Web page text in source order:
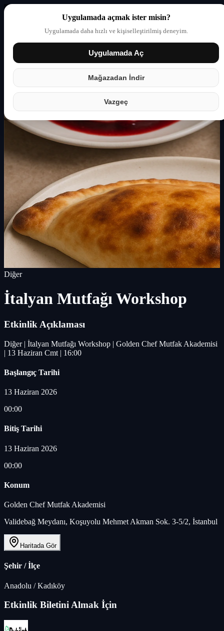
Uygulamada açmak ister misin?
Uygulamada daha hızlı ve kişiselleştirilmiş deneyim.
Uygulamada Aç
Mağazadan İndir
Vazgeç
Giriş yap Partner
Diğer
İtalyan Mutfağı Workshop
Etkinlik Açıklaması
Diğer | İtalyan Mutfağı Workshop | Golden Chef Mutfak Akademisi
| 13 Haziran Cmt | 16:00
Başlangıç Tarihi
13 Haziran 2026
00:00
Bitiş Tarihi
13 Haziran 2026
00:00
Konum
Golden Chef Mutfak Akademisi
Validebağ Meydanı, Koşuyolu Mehmet Akman Sok. 3-5/2, İstanbul
Haritada Gör
Şehir / İlçe
Anadolu /Kadıköy
Etkinlik Biletini Almak İçin